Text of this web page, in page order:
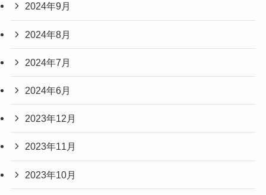
2024年9月
2024年8月
2024年7月
2024年6月
2023年12月
2023年11月
2023年10月